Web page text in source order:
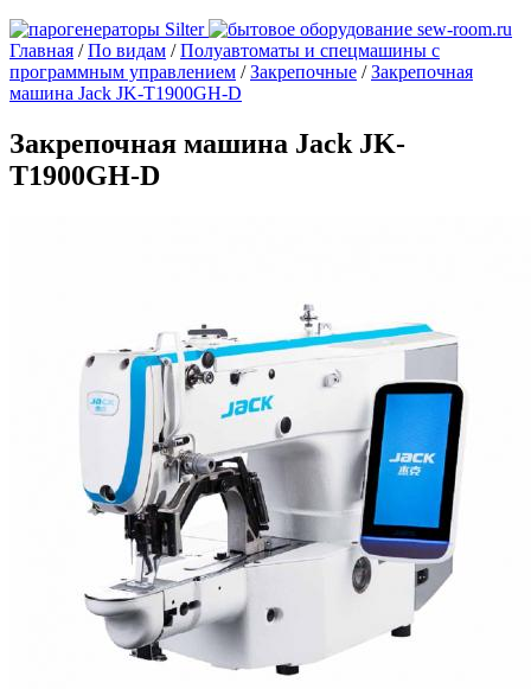
Главная /По видам /Полуавтоматы и спецмашины с
программным управлением /Закрепочные /Закрепочная
машина Jack JK-T1900GH-D
Закрепочная машина Jack JK-
T1900GH-D